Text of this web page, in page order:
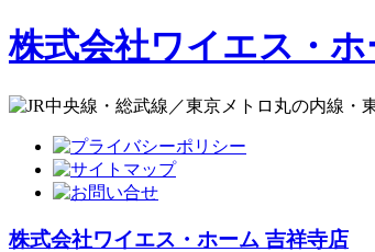
株式会社ワイエス・ホ
株式会社ワイエス・ホーム 吉祥寺店